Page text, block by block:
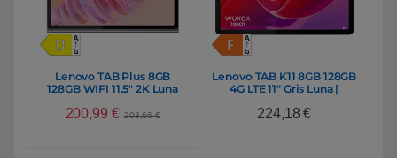
Lenovo TAB Plus 8GB
128GB WIFI 11.5″ 2K Luna
200,99 € 203,66€
Lenovo TAB K11 8GB 128GB
4G LTE 11″ Gris Luna |
224,18€